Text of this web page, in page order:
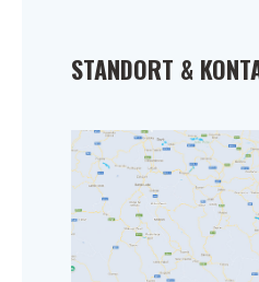
STANDORT &